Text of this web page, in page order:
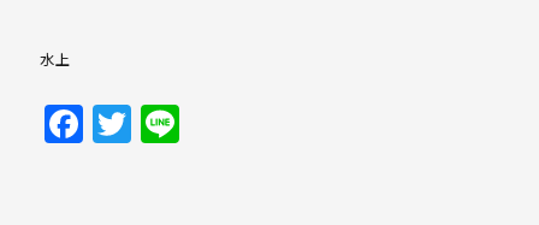
水上
Facebook
Twitter